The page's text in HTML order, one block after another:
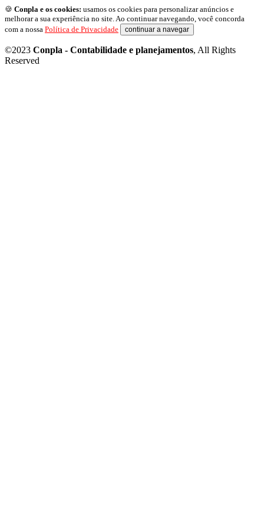
🍪 Conpla e os cookies: usamos os cookies para personalizar anúncios e
melhorar a sua experiência no site. Ao continuar navegando, você concorda
com a nossa Política de Privacidade continuar a navegar
©2023 Conpla - Contabilidade e planejamentos, All Rights
Reserved